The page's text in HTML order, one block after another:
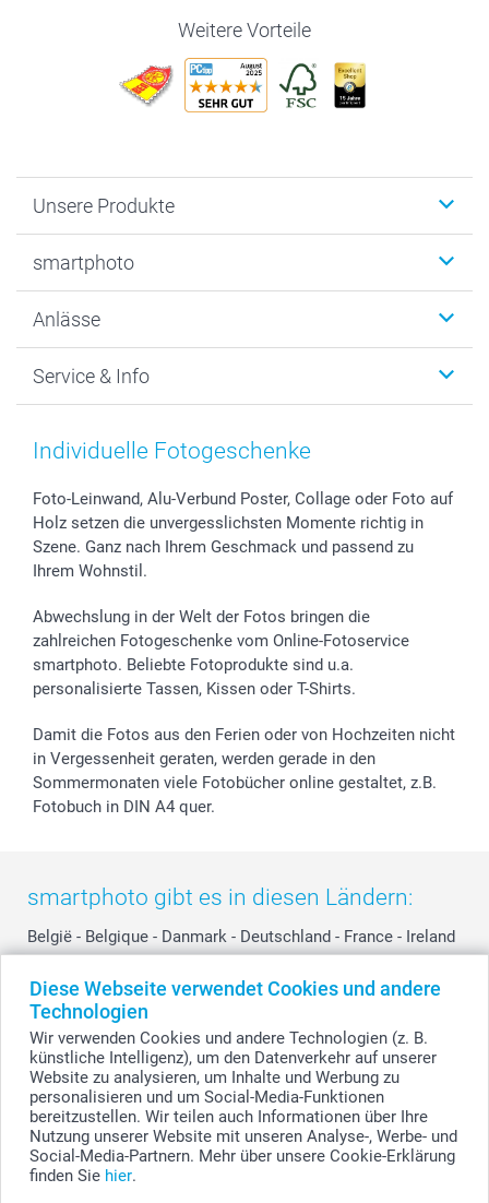
Diese Webseite verwendet Cookies und andere
Technologien
Wir verwenden Cookies und andere Technologien (z. B.
künstliche Intelligenz), um den Datenverkehr auf unserer
Website zu analysieren, um Inhalte und Werbung zu
personalisieren und um Social-Media-Funktionen
bereitzustellen. Wir teilen auch Informationen über Ihre
Nutzung unserer Website mit unseren Analyse-, Werbe- und
Social-Media-Partnern. Mehr über unsere Cookie-Erklärung
finden Sie hier.
Weitere Vorteile
Unsere Produkte
Fotogeschenke
MyNameBook
Fotoabzüge, Fotos als Buch & Poster
Zubehör & Material
Sticker & Etiketten
Geschenk-Gutscheine (PDF)
smartphoto
Warum smartphoto
Datenschutz
AGB
Presse
Partnerprogramme
Investor Relations
Widerrufsrecht
Anlässe
Neujahr
Muttertag
Kommunion & Konfirmation
Hochzeit
Geburtstag
Zu allen Anlässen
Service & Info
Preise und Versandkosten
48h Lieferung
Zahlungsmöglichkeiten
Anmelden /Registrieren
Status der Bestellung
smartfriends
smartgarantie
smartbonus
Individuelle Fotogeschenke
Foto-Leinwand, Alu-Verbund Poster, Collage oder Foto auf
Holz setzen die unvergesslichsten Momente richtig in
Szene. Ganz nach Ihrem Geschmack und passend zu
Ihrem Wohnstil.
Abwechslung in der Welt der Fotos bringen die
zahlreichen Fotogeschenke vom Online-Fotoservice
smartphoto. Beliebte Fotoprodukte sind u.a.
personalisierte Tassen, Kissen oder T-Shirts.
Damit die Fotos aus den Ferien oder von Hochzeiten nicht
in Vergessenheit geraten, werden gerade in den
Sommermonaten viele Fotobücher online gestaltet, z.B.
Fotobuch in DIN A4 quer.
smartphoto gibt es in diesen Ländern:
België - Belgique - Danmark - Deutschland - France - Ireland
Switzerland - Suomi - Sverige - United Kingdom -
Other Countries
Alle Preise verstehen sich in Schweizer Franken (CHF) inkl. MwSt. und zzgl.
Versandkosten.